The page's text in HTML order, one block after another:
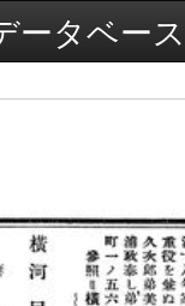
ータベース